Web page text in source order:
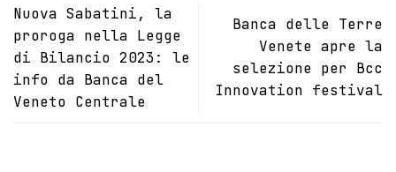
Nuova Sabatini, la
proroga nella Legge
di Bilancio 2023: le
info da Banca del
Veneto Centrale
Banca delle Terre
Venete apre la
selezione per Bcc
Innovation festival